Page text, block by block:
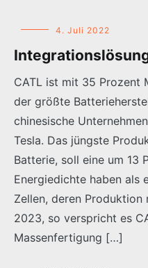
4. Juli 2022
CATL ist mit 35 Prozent
der größte
chinesische
Tesla. Das jüngste
Batterie, soll eine um 13
Energiedichte haben als
Zellen, deren Produktion
2023, so verspricht es
Massenfertigung […]